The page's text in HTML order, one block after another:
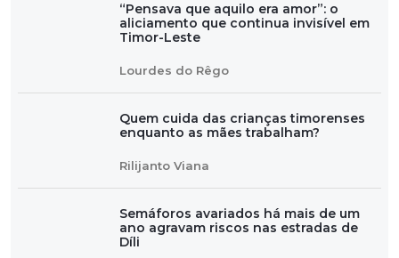
“Pensava que aquilo era amor”: o
aliciamento que continua invisível em
Timor-Leste
Lourdes do Rêgo
Quem cuida das crianças timorenses
enquanto as mães trabalham?
Rilijanto Viana
Semáforos avariados há mais de um
ano agravam riscos nas estradas de
Díli